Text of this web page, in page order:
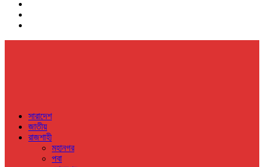
সারাদেশ
জাতীয়
রাজশাহী
মহানগর
পবা